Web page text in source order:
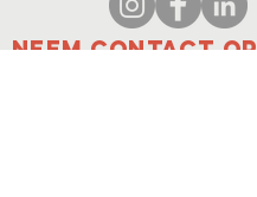
Neem contact op